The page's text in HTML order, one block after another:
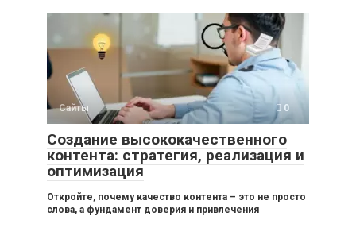
Сайты 0
Создание высококачественного
контента: стратегия, реализация и
оптимизация
Откройте, почему качество контента – это не просто
слова, а фундамент доверия и привлечения